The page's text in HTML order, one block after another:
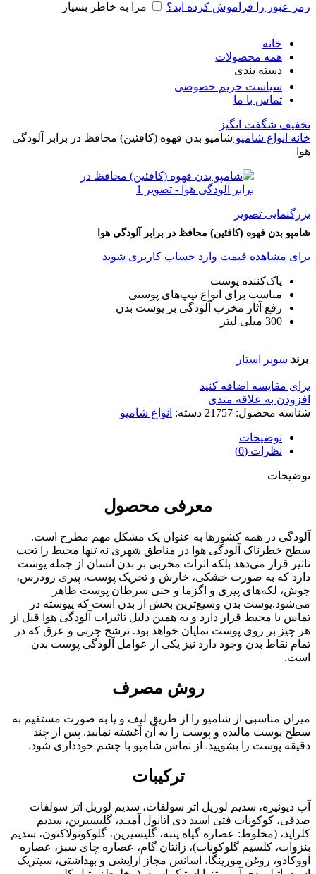
رمز عبور را فراموش کرده اید؟ مرا به خاطر بسپار
خانه
همه محصولات
دسته بندی
سیاست حریم خصوصی
تماس با ما
تخفیف شگفت انگیز
خانه انواع شامپو شامپو بدن قهوه (کافئین) محافظ در برابر آلودگی
هوا
بزرگنمایی تصویر
شامپو بدن قهوه (کافئین) محافظ در برابر آلودگی هوا
برای مشاهده قیمت وارد حساب کاربری شوید
پاک‌کننده پوست
مناسب برای انواع تیپ‌های پوستی
رفع آثار مخرب آلودگی بر پوست بدن
300 میلی لیتر
برند سوپر استار
برای مقایسه اضافه کنید
افزودن به علاقه مندی
شناسه محصول: 21757 دسته: انواع شامپو
توضیحات
نظرات (0)
توضیحات
معرفی محصول
آلودگی در همه کشورها به عنوان یک مشکل مهم مطرح است.
سطح خطرناک آلودگی هوا در مناطق شهری نه تنها محیط را تحت
تاثیر قرار می‌دهد بلکه اثرات مخربی بر بدن انسان از جمله پوست
دارد که به صورت خشکی، خارش و تحریک پوست، پیری زودرس،
جوش، لکه‌های پیری و اگزما و حتی سرطان پوست ظاهر
می‌شود.پوست بدن وسیع‌ترین بخش از بدن است که پیوسته در
تماس با محیط قرار دارد و به همین دلیل تاثیرات آلودگی هوا قبل از
هر چیز بر روی پوست نمایان خواهد بود. ترشح چربی و عرق که در
تمام نقاط بدن وجود دارد نیز یکی از عوامل آلودگی پوست بدن
است.
روش مصرف
میزان مناسبی از شامپو را از طریق لیف و یا به صورت مستقیم به
سطح پوست مالیده و پوست را به آن آغشته نمایید. پس از چند
دقیقه پوست را بشویید. از تماس شامپو با چشم خودداری شود.
ترکیبات
آب دیونیزه، سدیم لوریل اتر سولفات، سدیم لوریل اتر سولفات
صدفی، کوکونات فتی اسید دی اتانول آمیـد، گلیسیرین، سدیم
کلراید، (مخلوط: عصاره گیاه پنبه، گلیسیرین، گلوکونولاکتون، سدیم
بنزوات، کلسیم گلوکونات)، زانتان گام، عصاره چای سبز، عصاره
آووکادو، روغن مورینگا، اسانس مجاز آرایشی و بهداشتی، سیتریک